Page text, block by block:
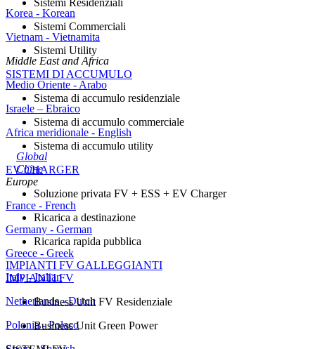
Korea - Korean
Vietnam - Vietnamita
Middle East and Africa
Medio Oriente - Arabo
Israele – Ebraico
Africa meridionale - English
Global
Chine
Europe
France - French
Germany - German
Greece - Greek
Italy - Italian
Netherlands - Dutch
Polonia - Polaco
Sistemi Residenziali
Sistemi Commerciali
Sistemi Utility
SISTEMI DI ACCUMULO
Sistema di accumulo residenziale
Sistema di accumulo commerciale
Sistema di accumulo utility
EV CHARGER
Soluzione privata FV + ESS + EV Charger
Ricarica a destinazione
Ricarica rapida pubblica
IMPIANTI FV GALLEGGIANTI
IMPIANTI FV
Business Unit FV Residenziale
Business Unit Green Power